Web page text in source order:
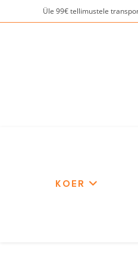
to
Üle 99€ tellimustele
KOER